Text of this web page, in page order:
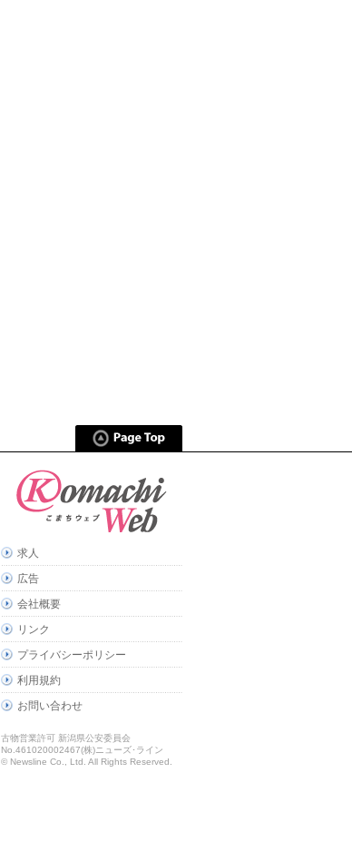
求人
広告
会社概要
リンク
プライバシーポリシー
利用規約
お問い合わせ
古物営業許可 新潟県公安委員会
No.461020002467(株)ニューズ･ライン
© Newsline Co., Ltd. All Rights Reserved.